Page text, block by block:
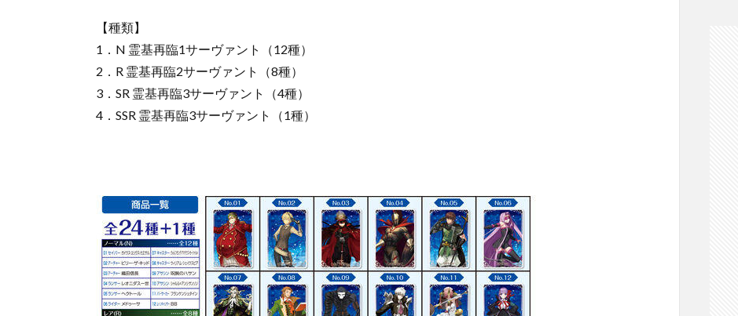
【種類】
1．N 霊基再臨1サーヴァント（12種）
2．R 霊基再臨2サーヴァント（8種）
3．SR 霊基再臨3サーヴァント（4種）
4．SSR 霊基再臨3サーヴァント（1種）